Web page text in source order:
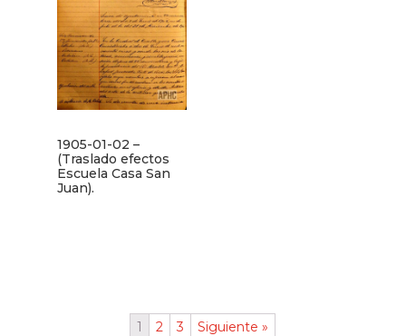
1905-01-02 –
(Traslado efectos
Escuela Casa San
Juan).
1 2 3 Siguiente »